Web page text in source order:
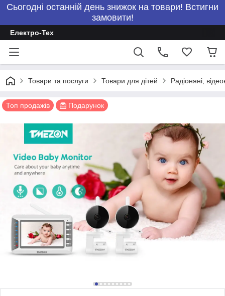
Сьогодні останній день знижок на товари! Встигни
замовити!
Електро-Тех
Товари та послуги Товари для дітей Радіоняні,
Топ продажів Подарунок